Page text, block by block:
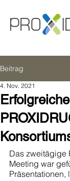
Beitrag
4. Nov. 2021
Das zweitägige
Meeting war
Präsentationen,